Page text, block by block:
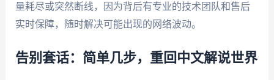
量耗尽或突然断线，因为背后有专业的技术团队和售后
实时保障，随时解决可能出现的网络波动。
告别套话：简单几步，重回中文解说世界